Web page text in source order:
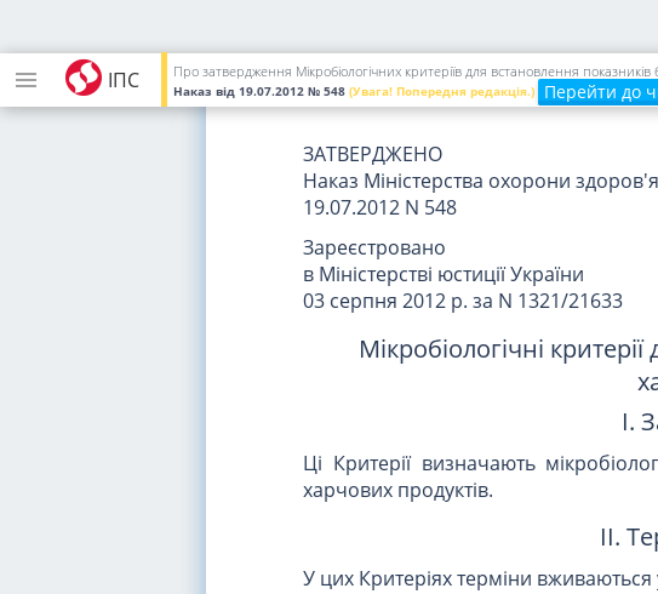
ІПС Про затвердження Мікробіологічних критеріїв для встановлення показників
Наказ від 19.07.2012 № 548 (Увага! Попередня редакція.) Перейти до
медичних наук України
ЗАТВЕРДЖЕНО
Наказ Міністерства охорони
19.07.2012 N 548
Зареєстровано
в Міністерстві юстиції України
03 серпня 2012 р. за N 1321/21633
Мікробіологічні
I.
Ці Критерії визначають
харчових продуктів.
II.
У цих Критеріях терміни вживаються